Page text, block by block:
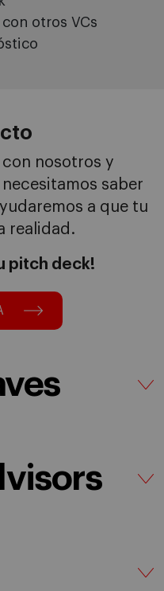
otros VCs
nosotros y
saber
a que tu
realidad.
pitch deck!